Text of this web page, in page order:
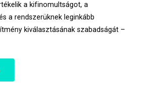
a kifinomultságot, a
a rendszerüknek leginkább
kiválasztásának szabadságát –